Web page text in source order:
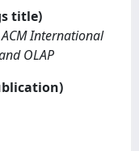
title)
International
OLAP